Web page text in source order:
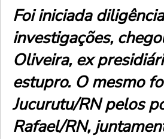
Foi iniciada
investigações,
Oliveira, ex
estupro. O mesmo
Jucurutu/RN pelos
Rafael/RN,